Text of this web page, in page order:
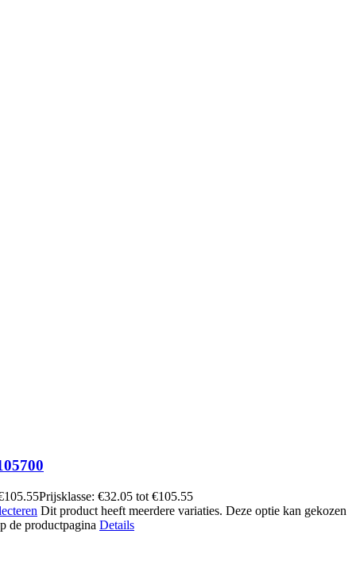
105.55Prijsklasse: €32.05 tot €105.55
Dit product heeft meerdere variaties. Deze optie kan gekozen
de productpagina Details